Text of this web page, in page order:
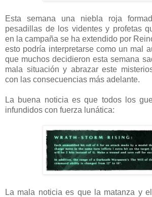
Esta semana una niebla roja
pesadillas de los videntes y profetas
en la campaña se ha extendido por
esto podría interpretarse como un mal
que muchos decidieron esta semana
mala situación y abrazar este
con las consecuencias más adelante.
La buena noticia es que todos los
infundidos con fuerza lunática:
La mala noticia es que la matanza y